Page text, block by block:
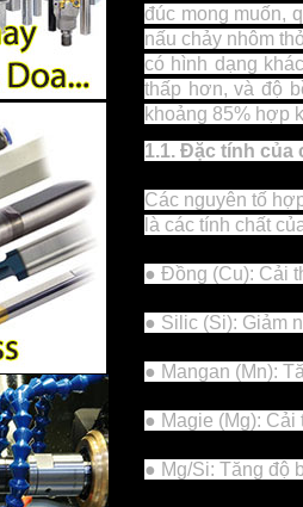
đúc mong muốn,
nấu chảy nhôm
có hình dạng
thấp hơn, và độ
khoảng 85% hợp
1.1. Đặc tính của
Các nguyên tố
là các tính chất
● Đồng (Cu): Cải
● Silic (Si): Giảm
● Mangan (Mn):
● Magie (Mg): Cải
● Mg/Si: Tăng độ